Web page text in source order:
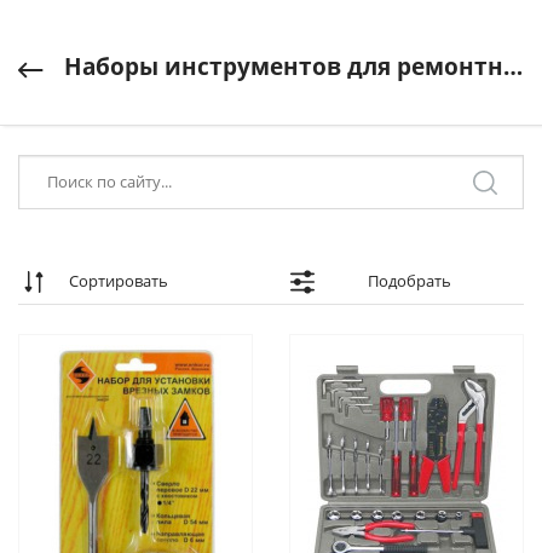
Наборы инструментов для ремонтных работ
Сортировать Подобрать